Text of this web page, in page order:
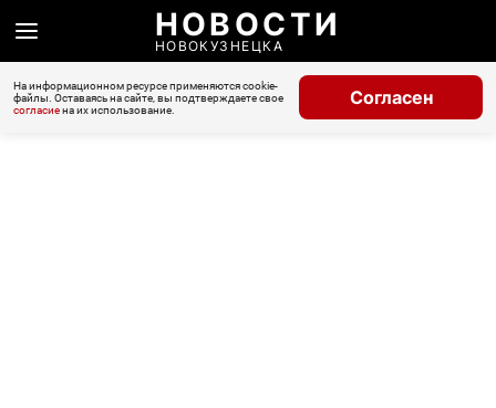
НОВОСТИ
НОВОКУЗНЕЦКА
На информационном ресурсе применяются cookie-
файлы. Оставаясь на сайте, вы подтверждаете свое
согласиена их использование.
Согласен